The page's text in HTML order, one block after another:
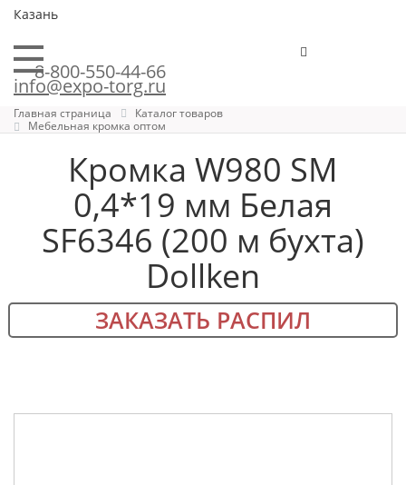
Казань
8-800-550-44-66
info@expo-torg.ru
Главная страница
Каталог товаров
Мебельная кромка оптом
Кромка W980 SM
0,4*19 мм Белая
SF6346 (200 м бухта)
Dollken
ЗАКАЗАТЬ РАСПИЛ